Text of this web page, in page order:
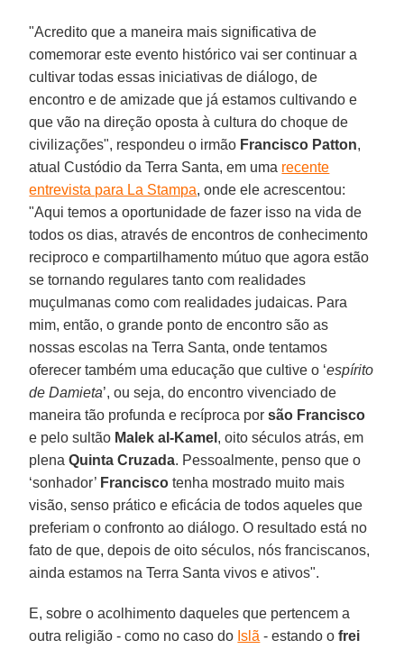
"Acredito que a maneira mais significativa de
comemorar este evento histórico vai ser continuar a
cultivar todas essas iniciativas de diálogo, de
encontro e de amizade que já estamos cultivando e
que vão na direção oposta à cultura do choque de
civilizações", respondeu o irmão Francisco Patton,
atual Custódio da Terra Santa, em uma recente
entrevista para La Stampa, onde ele acrescentou:
"Aqui temos a oportunidade de fazer isso na vida de
todos os dias, através de encontros de conhecimento
reciproco e compartilhamento mútuo que agora estão
se tornando regulares tanto com realidades
muçulmanas como com realidades judaicas. Para
mim, então, o grande ponto de encontro são as
nossas escolas na Terra Santa, onde tentamos
oferecer também uma educação que cultive o ‘espírito
de Damieta’, ou seja, do encontro vivenciado de
maneira tão profunda e recíproca porsão Francisco
e pelo sultão Malek al-Kamel , oito séculos atrás, em
plenaQuinta Cruzada. Pessoalmente, penso que o
‘sonhador’ Francisco tenha mostrado muito mais
visão, senso prático e eficácia de todos aqueles que
preferiam o confronto ao diálogo. O resultado está no
fato de que, depois de oito séculos, nós franciscanos,
ainda estamos na Terra Santa vivos e ativos".
E, sobre o acolhimento daqueles que pertencem a
outra religião - como no caso do Islã - estando ofrei